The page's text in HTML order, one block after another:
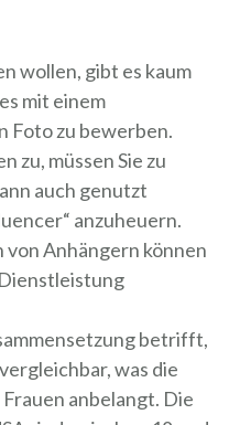
wollen, gibt es kaum
mit einem
Foto zu bewerben.
zu, müssen Sie zu
auch genutzt
anzuheuern.
Anhängern können
betrifft,
was die
anbelangt. Die